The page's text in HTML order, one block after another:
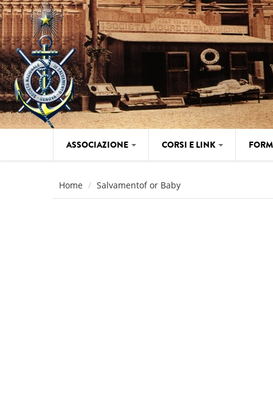
Salta al contenuto principale
ASSOCIAZIONE CORSI E LINK
Home Salvamentof or Baby